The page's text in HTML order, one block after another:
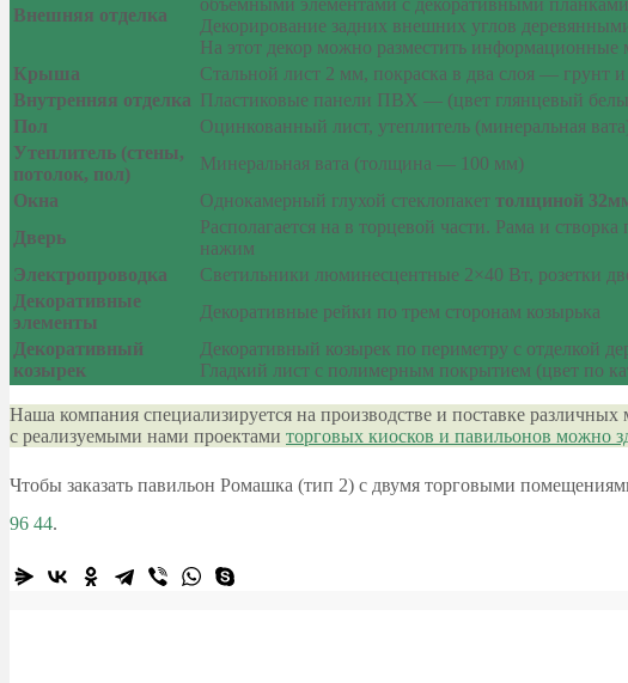
Внешняя отделка
объемными элементами с декоративными
Декорирование задних внешних углов
На этот декор можно разместить информационные
Крыша
Стальной лист 2 мм, покраска в два слоя — грунт
Внутренняя отделка Пластиковые панели ПВХ — (цвет глянцевый
Пол
Оцинкованный лист, утеплитель (минеральная
Утеплитель (стены,
потолок, пол)
Минеральная вата (толщина — 100 мм)
Окна
Однокамерный глухой стеклопакет толщиной
Дверь
Располагается на в торцевой части. Рама и
нажим
Электропроводка
Светильники люминесцентные 2×40 Вт, розетки
Декоративные
элементы
Декоративные рейки по трем сторонам козырька
Декоративный
козырек
Декоративный козырек по периметру с отделкой
Гладкий лист с полимерным покрытием (цвет по
Наша компания специализируется на производстве и поставке
с реализуемыми нами проектами торговых киосков и павильонов можно
Чтобы заказать павильон Ромашка (тип 2) с двумя торговыми
96 44.